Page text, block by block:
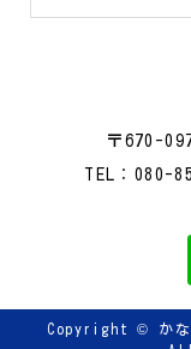
〒670-
TEL：080-
Copyright ©
か